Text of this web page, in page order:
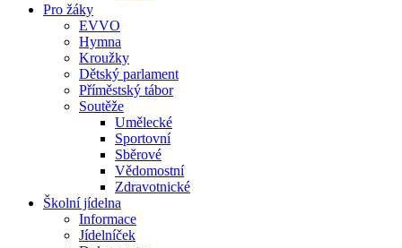
Pro žáky
EVVO
Hymna
Kroužky
Dětský parlament
Příměstský tábor
Soutěže
Umělecké
Sportovní
Sběrové
Vědomostní
Zdravotnické
Školní jídelna
Informace
Jídelníček